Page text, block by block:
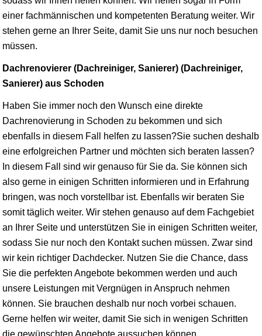
einer fachmännischen und kompetenten Beratung weiter. Wir
stehen gerne an Ihrer Seite, damit Sie uns nur noch besuchen
müssen.
Dachrenovierer (Dachreiniger, Sanierer) (Dachreiniger,
Sanierer) aus Schoden
Haben Sie immer noch den Wunsch eine direkte
Dachrenovierung in Schoden zu bekommen und sich
ebenfalls in diesem Fall helfen zu lassen?Sie suchen deshalb
eine erfolgreichen Partner und möchten sich beraten lassen?
In diesem Fall sind wir genauso für Sie da. Sie können sich
also gerne in einigen Schritten informieren und in Erfahrung
bringen, was noch vorstellbar ist. Ebenfalls wir beraten Sie
somit täglich weiter. Wir stehen genauso auf dem Fachgebiet
an Ihrer Seite und unterstützen Sie in einigen Schritten weiter,
sodass Sie nur noch den Kontakt suchen müssen. Zwar sind
wir kein richtiger Dachdecker. Nutzen Sie die Chance, dass
Sie die perfekten Angebote bekommen werden und auch
unsere Leistungen mit Vergnügen in Anspruch nehmen
können. Sie brauchen deshalb nur noch vorbei schauen.
Gerne helfen wir weiter, damit Sie sich in wenigen Schritten
die gewünschten Angebote aussuchen können.